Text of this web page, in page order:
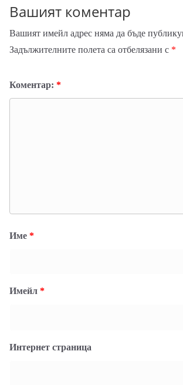
Вашият коментар
Вашият имейл адрес няма да бъде
Задължителните полета са отбелязани с *
Коментар: *
Име *
Имейл *
Интернет страница